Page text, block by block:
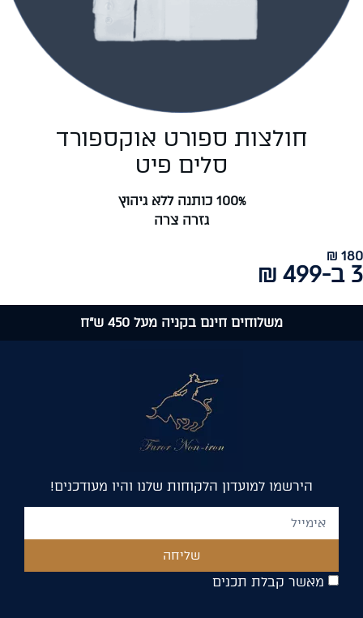
חולצות ספורט אוקספורד
סלים פיט
100% כותנה ללא גיהוץ
גזרה צרה
180 ₪
3 ב-499 ₪
משלוחים חינם בקניה מעל 450 ש"ח
הירשמו למועדון הלקוחות שלנו והיו מעודכנים!
מאשר קבלת תכנים
שליחה